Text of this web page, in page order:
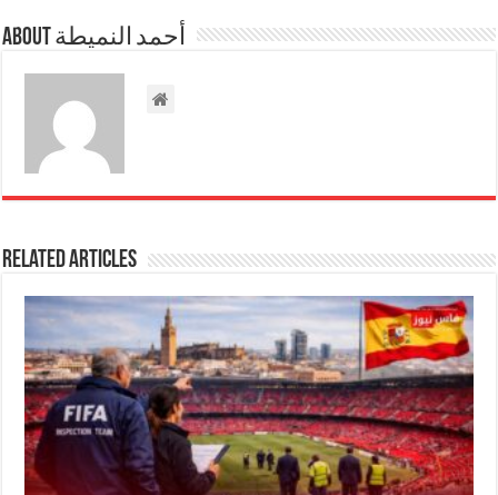
About أحمد النميطة
Related Articles